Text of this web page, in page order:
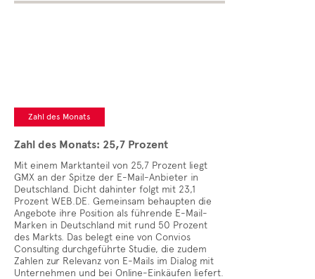
Zahl des Monats
Zahl des Monats: 25,7 Prozent
Mit einem Marktanteil von 25,7 Prozent liegt
GMX an der Spitze der E-Mail-Anbieter in
Deutschland. Dicht dahinter folgt mit 23,1
Prozent WEB.DE. Gemeinsam behaupten die
Angebote ihre Position als führende E-Mail-
Marken in Deutschland mit rund 50 Prozent
des Markts. Das belegt eine von Convios
Consulting durchgeführte Studie, die zudem
Zahlen zur Relevanz von E-Mails im Dialog mit
Unternehmen und bei Online-Einkäufen liefert.